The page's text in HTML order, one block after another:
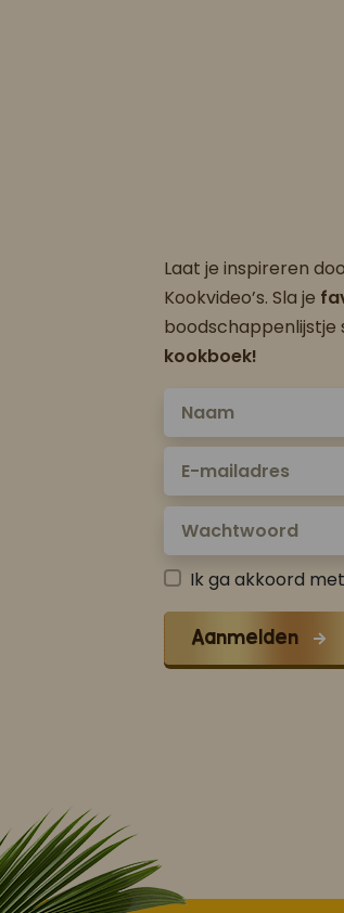
Laat je inspireren
Kookvideo’s. Sla je
boodschappenlijstje
kookboek!
Ik ga akkoord
Aanmelden